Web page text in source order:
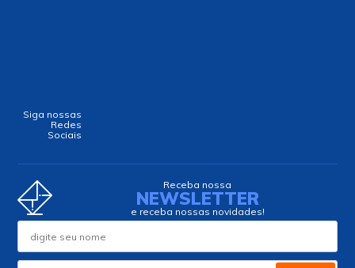
Siga nossas
Redes
Sociais
Receba nossa
NEWSLETTER
e receba nossas novidades!